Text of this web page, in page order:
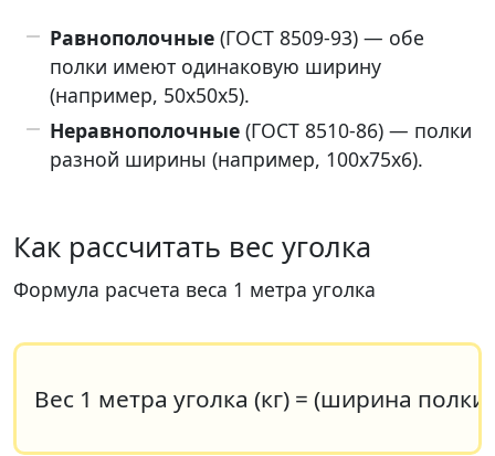
Равнополочные (ГОСТ 8509-93) — обе
полки имеют одинаковую ширину
(например, 50х50х5).
Неравнополочные (ГОСТ 8510-86) — полки
разной ширины (например, 100х75х6).
Как рассчитать вес уголка
Формула расчета веса 1 метра уголка
Вес 1 метра уголка (кг) = (ширина